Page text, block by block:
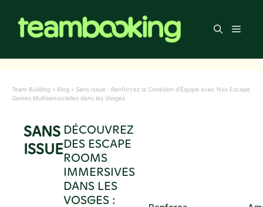
contenu
Menu
Team Building » Blog » Sans Issue : Renforcez la Cohésion d’Équipe avec Nos Escape
Games Multisensorielles dans les Vosges
SANS
ISSUE
DÉCOUVREZ
DES ESCAPE
ROOMS
IMMERSIVES
DANS LES
VOSGES :